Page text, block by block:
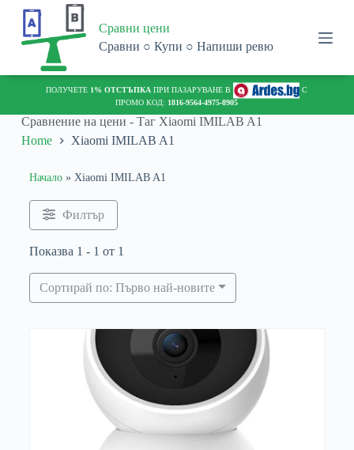
o
Сравни цени
Сравни ○ Купи ○ Напиши ревю
ПОЛУЧЕТЕ 1% ОТСТЪПКА ПРИ ПАЗАРУВАНЕ В
С
ПРОМО КОД: 1816-9564-4975-8905
Сравнение на цени - ТагXiaomi IMILAB A1
Home
Xiaomi IMILAB A1
Начало» Xiaomi IMILAB A1
Филтър
Показва 1 - 1 от 1
Сортирай по: Първо най-новите